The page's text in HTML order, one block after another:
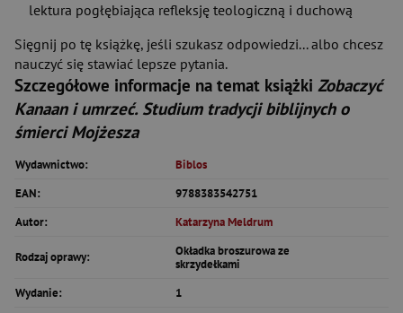
lektura pogłębiająca refleksję teologiczną i duchową
Sięgnij po tę książkę, jeśli szukasz odpowiedzi... albo chcesz
nauczyć się stawiać lepsze pytania.
Szczegółowe informacje na temat książki Zobaczyć
Kanaan i umrzeć. Studium tradycji biblijnych o
śmierci Mojżesza
Wydawnictwo:
Biblos
EAN:
9788383542751
Autor:
Katarzyna Meldrum
Rodzaj oprawy:
Okładka broszurowa ze
skrzydełkami
Wydanie:
1